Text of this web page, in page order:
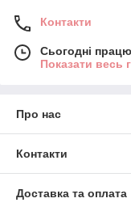
Контакти
Сьогодні
Показати весь
Про нас
Контакти
Доставка та оплата